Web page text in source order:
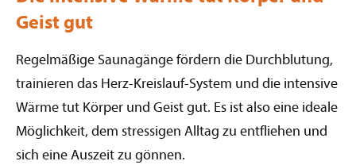
Geist gut
Regelmäßige Saunagänge fördern die Durchblutung,
trainieren das Herz-Kreislauf-System und die intensive
Wärme tut Körper und Geist gut. Es ist also eine ideale
Möglichkeit, dem stressigen Alltag zu entfliehen und
sich eine Auszeit zu gönnen.